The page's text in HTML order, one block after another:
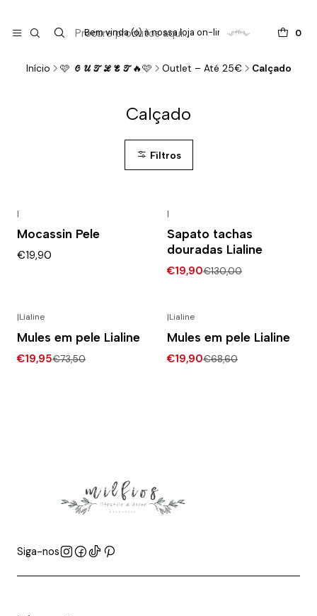
0
Bem vinda (o) à nossa loja on-line !
Início 🩷 𝓞𝓤𝓣𝓛𝓔𝓣🔥🩷 Outlet – Até 25€ Calçado
Calçado
Filtros
|
Mocassin Pele
€19,90
|
Sapato tachas
douradas Lialine
€19,90€130,00
|Lialine
Mules em pele Lialine
€19,95€73,50
|Lialine
Mules em pele Lialine
€19,90€68,60
Siga-nos